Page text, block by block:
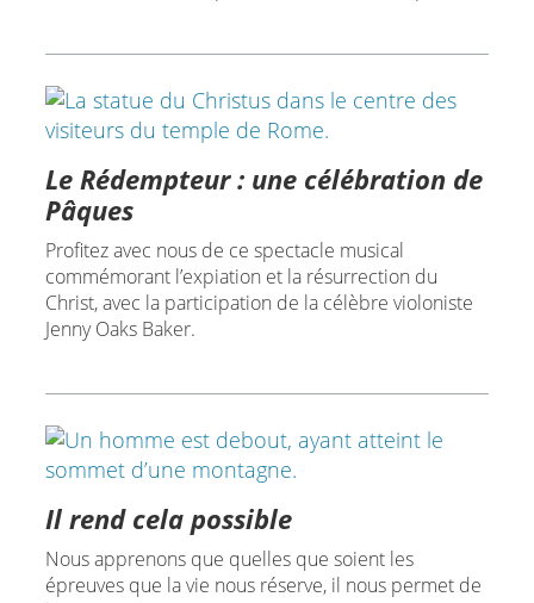
Le Rédempteur : une célébration de
Pâques
Profitez avec nous de ce spectacle musical
commémorant l’expiation et la résurrection du
Christ, avec la participation de la célèbre violoniste
Jenny Oaks Baker.
Il rend cela possible
Nous apprenons que quelles que soient les
épreuves que la vie nous réserve, il nous permet de